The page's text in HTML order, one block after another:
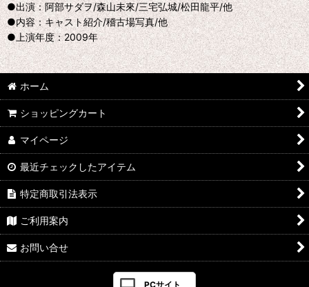
●出演：阿部サダヲ/森山未來/三宅弘城/松田龍平/他
●内容：キャスト紹介/稽古場写真/他
●上演年度：2009年
ホーム
ショッピングカート
マイページ
最近チェックしたアイテム
特定商取引法表示
ご利用案内
お問い合せ
PCサイト